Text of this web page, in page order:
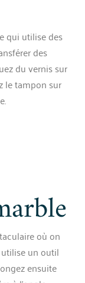
qui utilise des
des
du vernis sur
le tampon sur
où on
utilise un outil
ensuite